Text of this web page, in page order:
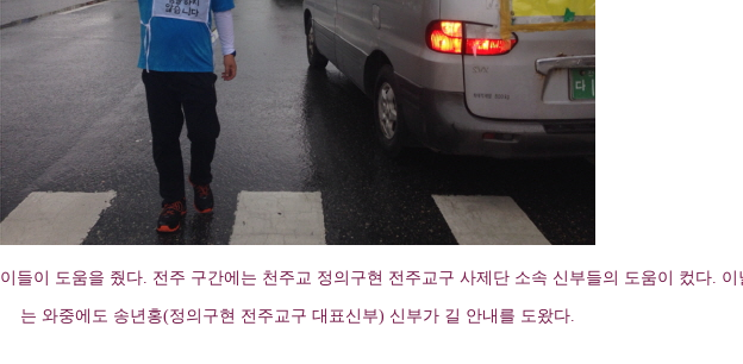
들이 도움을 줬다. 전주 구간에는 천주교 정의구현 전주교구 사제단 소속 신부들의 도움이 컸다. 이
는 와중에도 송년홍(정의구현 전주교구 대표신부) 신부가 길 안내를 도왔다.